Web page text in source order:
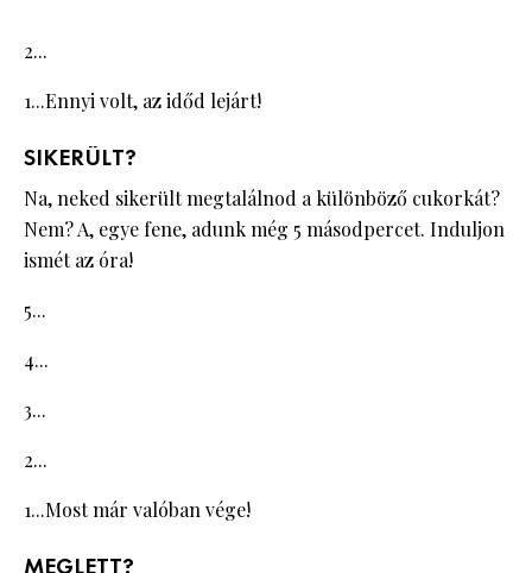
2...
1...Ennyi volt, az időd lejárt!
SIKERÜLT?
Na, neked sikerült megtalálnod a különböző cukorkát?
Nem? A, egye fene, adunk még 5 másodpercet. Induljon
ismét az óra!
5...
4...
3...
2...
1...Most már valóban vége!
MEGLETT?